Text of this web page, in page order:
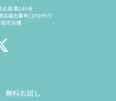
会員 第245号
店届出番号C1909977
定店舗
無料お試し